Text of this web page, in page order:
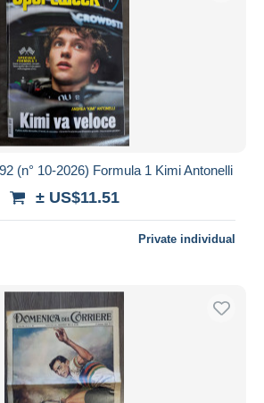
(n° 10-2026) Formula 1 Kimi Antonelli
± US$11.51
Private individual